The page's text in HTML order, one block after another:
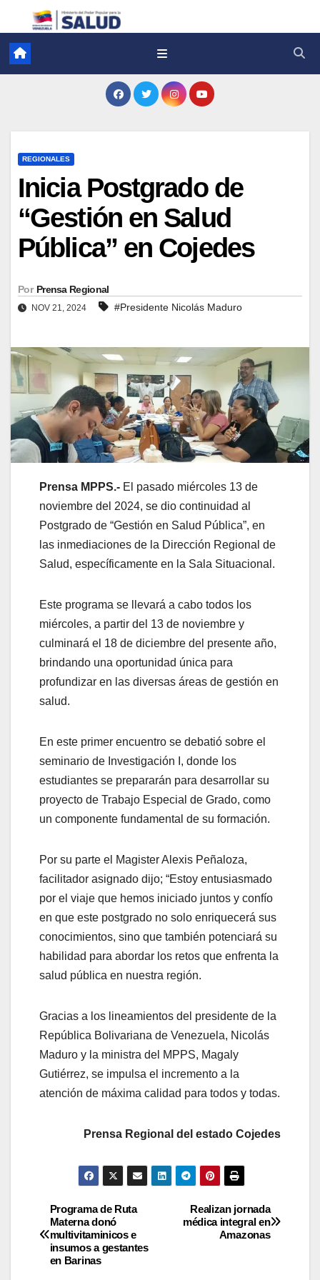
REGIONALES
Inicia Postgrado de
“Gestión en Salud
Pública” en Cojedes
Por Prensa Regional
NOV 21, 2024 #Presidente Nicolás Maduro
Prensa MPPS.- El pasado miércoles 13 de
noviembre del 2024, se dio continuidad al
Postgrado de “Gestión en Salud Pública”, en
las inmediaciones de la Dirección Regional de
Salud, específicamente en la Sala Situacional.
Este programa se llevará a cabo todos los
miércoles, a partir del 13 de noviembre y
culminará el 18 de diciembre del presente año,
brindando una oportunidad única para
profundizar en las diversas áreas de gestión en
salud.
En este primer encuentro se debatió sobre el
seminario de Investigación I, donde los
estudiantes se prepararán para desarrollar su
proyecto de Trabajo Especial de Grado, como
un componente fundamental de su formación.
Por su parte el Magister Alexis Peñaloza,
facilitador asignado dijo; “Estoy entusiasmado
por el viaje que hemos iniciado juntos y confío
en que este postgrado no solo enriquecerá sus
conocimientos, sino que también potenciará su
habilidad para abordar los retos que enfrenta la
salud pública en nuestra región.
Gracias a los lineamientos del presidente de la
República Bolivariana de Venezuela, Nicolás
Maduro y la ministra del MPPS, Magaly
Gutiérrez, se impulsa el incremento a la
atención de máxima calidad para todos y todas.
Prensa Regional del estado Cojedes
Realizan jornada
médica integral en
Amazonas
Programa de Ruta
Materna donó
multivitaminicos e
insumos a gestantes
en Barinas